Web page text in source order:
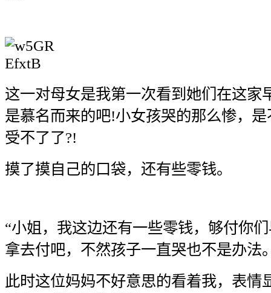
这一对母女是我第一次看到她们在这家
是慕名而来的吧!小女孩哭的那么惨，
受不了了?!
摸了摸自己的口袋，还有些零钱。
“小姐，我这边还有一些零钱，够付你
拿去付吧，不然孩子一直哭也不是办法
此时这位妈妈不好意思的看着我，表情